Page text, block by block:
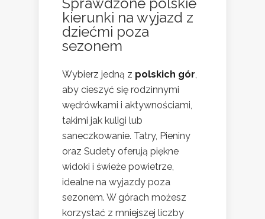
kierunki na wyjazd z
dziećmi poza
sezonem
Wybierz jedną z polskich gór
aby cieszyć się rodzinnymi
wędrówkami i aktywnościami,
takimi jak kuligi lub
saneczkowanie. Tatry, Pieniny
oraz Sudety oferują piękne
widoki i świeże powietrze,
idealne na wyjazdy poza
sezonem. W górach możesz
korzystać z mniejszej liczby